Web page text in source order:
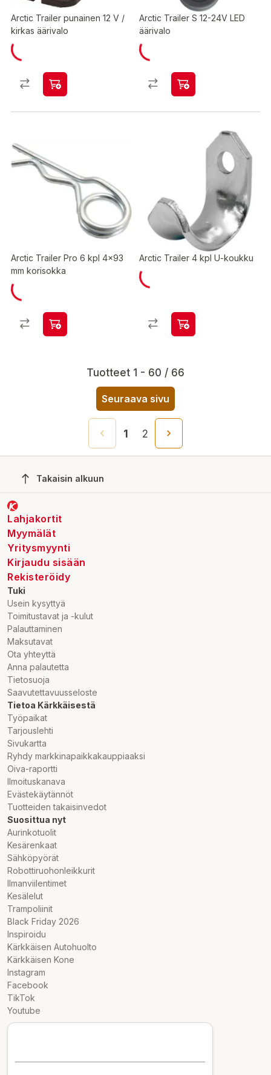
Arctic Trailer punainen 12 V /
kirkas äärivalo
Arctic Trailer S 12-24V LED
äärivalo
Arctic Trailer Pro 6 kpl 4x93
mm korisokka
Arctic Trailer 4 kpl U-koukku
Tuotteet 1 - 60 / 66
Seuraava sivu
1 2
Takaisin alkuun
Lahjakortit
Myymälät
Yritysmyynti
Kirjaudu sisään
Rekisteröidy
Tuki
Usein kysyttyä
Toimitustavat ja -kulut
Palauttaminen
Maksutavat
Ota yhteyttä
Anna palautetta
Tietosuoja
Saavutettavuusseloste
Tietoa Kärkkäisestä
Työpaikat
Tarjouslehti
Sivukartta
Ryhdy markkinapaikkakauppiaaksi
Oiva-raportti
Ilmoituskanava
Evästekäytännöt
Tuotteiden takaisinvedot
Suosittua nyt
Aurinkotuolit
Kesärenkaat
Sähköpyörät
Robottiruohonleikkurit
Ilmanviilentimet
Kesälelut
Trampoliinit
Black Friday 2026
Inspiroidu
Kärkkäisen Autohuolto
Kärkkäisen Kone
Instagram
Facebook
TikTok
Youtube